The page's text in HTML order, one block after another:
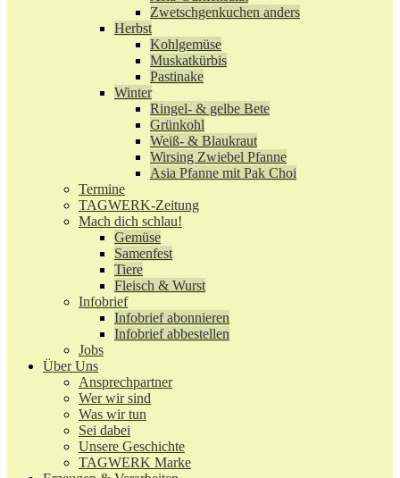
Zwetschgenkuchen anders
Herbst
Kohlgemüse
Muskatkürbis
Pastinake
Winter
Ringel- & gelbe Bete
Grünkohl
Weiß- & Blaukraut
Wirsing Zwiebel Pfanne
Asia Pfanne mit Pak Choi
Termine
TAGWERK-Zeitung
Mach dich schlau!
Gemüse
Samenfest
Tiere
Fleisch & Wurst
Infobrief
Infobrief abonnieren
Infobrief abbestellen
Jobs
Über Uns
Ansprechpartner
Wer wir sind
Was wir tun
Sei dabei
Unsere Geschichte
TAGWERK Marke